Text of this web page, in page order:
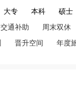
大专 本科 硕士
交通补助 周末双休
晋升空间 年度